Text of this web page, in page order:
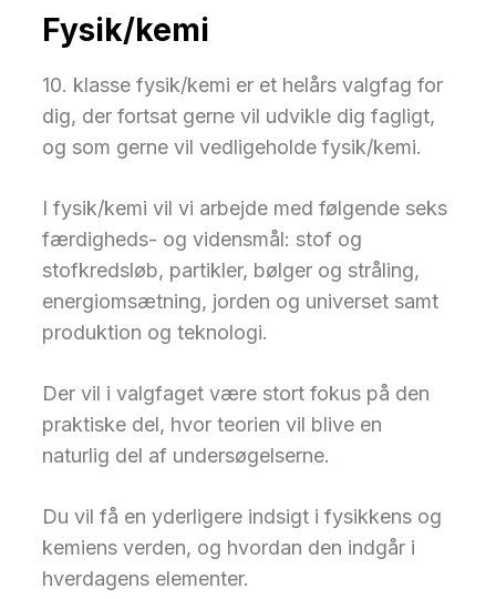
Fysik/kemi
10. klasse fysik/kemi er et helårs valgfag for
dig, der fortsat gerne vil udvikle dig fagligt,
og som gerne vil vedligeholde fysik/kemi.
I fysik/kemi vil vi arbejde med følgende seks
færdigheds- og vidensmål: stof og
stofkredsløb, partikler, bølger og stråling,
energiomsætning, jorden og universet samt
produktion og teknologi.
Der vil i valgfaget være stort fokus på den
praktiske del, hvor teorien vil blive en
naturlig del af undersøgelserne.
Du vil få en yderligere indsigt i fysikkens og
kemiens verden, og hvordan den indgår i
hverdagens elementer.